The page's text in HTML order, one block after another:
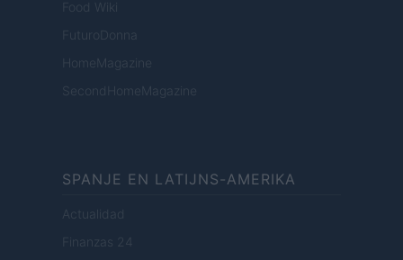
Food Wiki
FuturoDonna
HomeMagazine
SecondHomeMagazine
SPANJE EN LATIJNS-AMERIKA
Actualidad
Finanzas 24